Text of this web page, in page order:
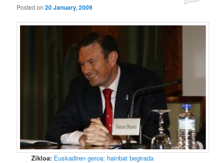
Posted on20 January, 2009
Zikloa: Euskadiren geroa: hainbat begirada